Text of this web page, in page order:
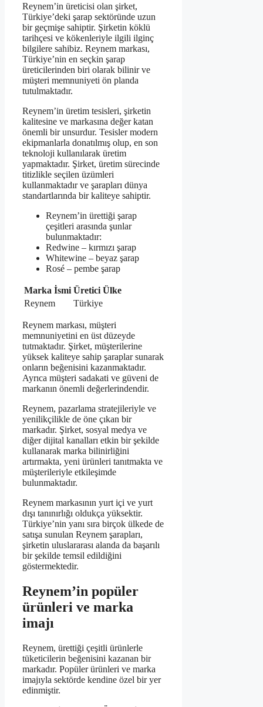
Reynem’in üreticisi olan şirket,
Türkiye’deki şarap sektöründe uzun
bir geçmişe sahiptir. Şirketin köklü
tarihçesi ve kökenleriyle ilgili ilginç
bilgilere sahibiz. Reynem markası,
Türkiye’nin en seçkin şarap
üreticilerinden biri olarak bilinir ve
müşteri memnuniyeti ön planda
tutulmaktadır.
Reynem’in üretim tesisleri, şirketin
kalitesine ve markasına değer katan
önemli bir unsurdur. Tesisler modern
ekipmanlarla donatılmış olup, en son
teknoloji kullanılarak üretim
yapmaktadır. Şirket, üretim sürecinde
titizlikle seçilen üzümleri
kullanmaktadır ve şarapları dünya
standartlarında bir kaliteye sahiptir.
Reynem’in ürettiği şarap
çeşitleri arasında şunlar
bulunmaktadır:
Redwine – kırmızı şarap
Whitewine – beyaz şarap
Rosé – pembe şarap
Marka İsmi Üretici Ülke
Reynem
Türkiye
Reynem markası, müşteri
memnuniyetini en üst düzeyde
tutmaktadır. Şirket, müşterilerine
yüksek kaliteye sahip şaraplar sunarak
onların beğenisini kazanmaktadır.
Ayrıca müşteri sadakati ve güveni de
markanın önemli değerlerindendir.
Reynem, pazarlama stratejileriyle ve
yenilikçilikle de öne çıkan bir
markadır. Şirket, sosyal medya ve
diğer dijital kanalları etkin bir şekilde
kullanarak marka bilinirliğini
artırmakta, yeni ürünleri tanıtmakta ve
müşterileriyle etkileşimde
bulunmaktadır.
Reynem markasının yurt içi ve yurt
dışı tanınırlığı oldukça yüksektir.
Türkiye’nin yanı sıra birçok ülkede de
satışa sunulan Reynem şarapları,
şirketin uluslararası alanda da başarılı
bir şekilde temsil edildiğini
göstermektedir.
Reynem’in popüler
ürünleri ve marka
imajı
Reynem, ürettiği çeşitli ürünlerle
tüketicilerin beğenisini kazanan bir
markadır. Popüler ürünleri ve marka
imajıyla sektörde kendine özel bir yer
edinmiştir.